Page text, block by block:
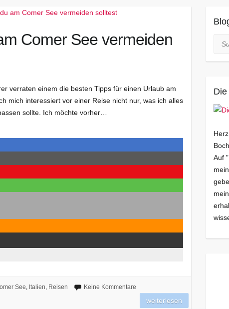
Comer See vermeiden
verraten einem die besten Tipps für einen Urlaub am
mich interessiert vor einer Reise nicht nur, was ich alles
sollte. Ich möchte vorher…
See, Italien, Reisen Keine Kommentare
weiterlesen
Suche
Auf